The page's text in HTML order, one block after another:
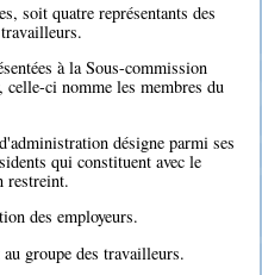
soit quatre représentants des
à la Sous-commission
ci nomme les membres du
désigne parmi ses
qui constituent avec le
restreint.
des employeurs.
groupe des travailleurs.